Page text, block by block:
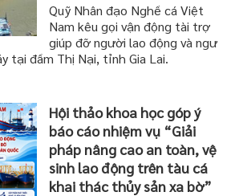
Quỹ Nhân đạo Nghề cá Việt
Nam kêu gọi vận động tài trợ
giúp đỡ người lao động và ngư
tại đầm Thị Nại, tỉnh Gia Lai.
Hội thảo khoa học góp ý
báo cáo nhiệm vụ “Giải
pháp nâng cao an toàn, vệ
sinh lao động trên tàu cá
khai thác thủy sản xa bờ”